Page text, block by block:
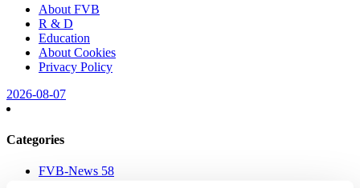
About FVB
R & D
Education
About Cookies
Privacy Policy
2026-08-07
Categories
FVB-News 58